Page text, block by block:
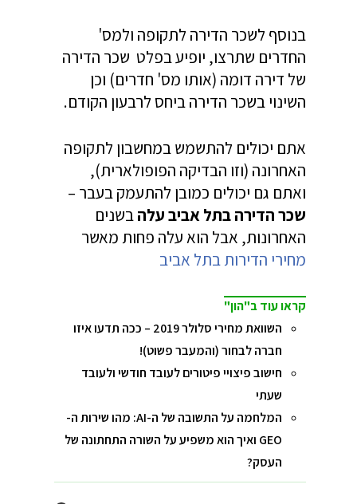
בנוסף לשכר הדירה לתקופה ולמס'
החדרים שתרצו, יופיע בפלט שכר הדירה
של דירה דומה (אותו מס' חדרים) וכן
השינוי בשכר הדירה ביחס לרבעון הקודם.
אתם יכולים להתשמש במחשבון לתקופה
האחרונה (וזו הבדיקה הפופולארית),
ואתם גם יכולים כמובן להתעמק בעבר –
שכר הדירה בתל אביב עלהבשנים
האחרונות, אבל הוא עלה פחות מאשר
מחירי הדירות בתל אביב
קראו עוד ב"הון"
השוואת מחירי סלולר 2019 – ככה תדעו איזו
חברה לבחור (והמעבר פשוט)!
חישוב פיצויי פיטורים לעובד חודשי ולעובד
שעתי
המלחמה על התשובה של ה-AI: מהו שירות ה-
GEO ואיך הוא משפיע על השורה התחתונה של
העסק?